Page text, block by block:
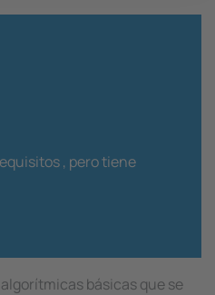
, pero tiene
básicas que se